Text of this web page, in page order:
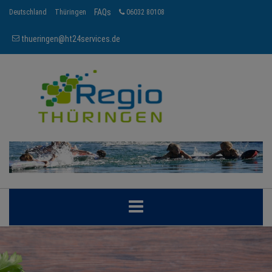
Deutschland Thüringen FAQs 06032 80108
thueringen@ht24services.de